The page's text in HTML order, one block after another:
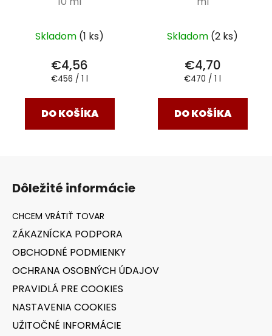
Skladom (1 ks)
€4,56
Jednotková
€456 / 1 l
DO KOŠÍKA
Skladom (2 ks)
€4,70
Jednotková
€470 / 1 l
DO KOŠÍKA
Dôležité informácie
ZÁKAZNÍCKA PODPORA
OBCHODNÉ PODMIENKY
OCHRANA OSOBNÝCH ÚDAJOV
PRAVIDLÁ PRE COOKIES
NASTAVENIA COOKIES
UŽITOČNÉ INFORMÁCIE